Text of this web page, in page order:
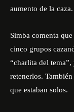
aumento de la caza.
Simba comenta
cinco grupos
“charlita del
retenerlos.
que estaban solos.